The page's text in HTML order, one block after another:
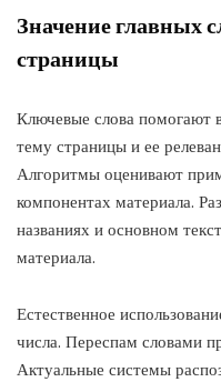
Значение главных
страницы
Ключевые слова помогают
тему страницы и ее
Алгоритмы оценивают
компонентах материала.
названиях и основном
материала.
Естественное
числа. Переспам словами
Актуальные системы